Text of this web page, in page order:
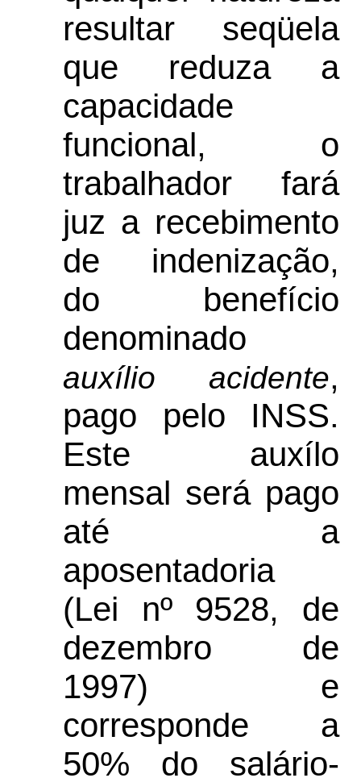
resultar seqüela
que reduza a
capacidade
funcional, o
trabalhador fará
juz a recebimento
de indenização,
do benefício
denominado
auxílio acidente,
pago pelo INSS.
Este auxílo
mensal será pago
até a
aposentadoria
(Lei nº 9528, de
dezembro de
1997) e
corresponde a
50% do salário-